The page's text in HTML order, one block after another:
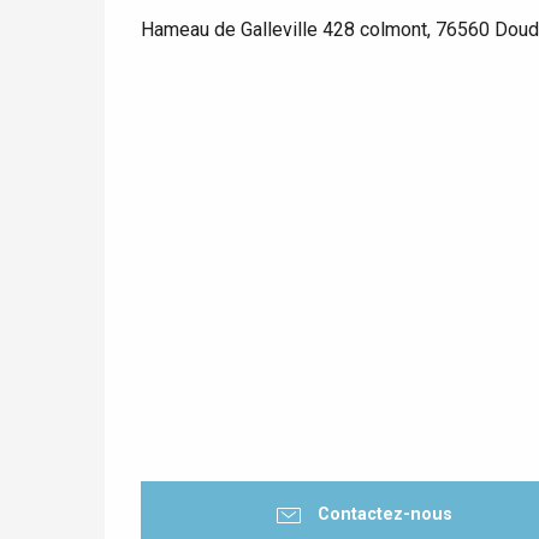
Hameau de Galleville 428 colmont, 76560
Contactez-nous